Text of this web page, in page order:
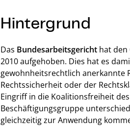
Hintergrund
Das Bundesarbeitsgericht hat den
2010 aufgehoben. Dies hat es
gewohnheitsrechtlich anerkannte
Rechtssicherheit oder der
Eingriff in die Koalitionsfreiheit
Beschäftigungsgruppe
gleichzeitig zur Anwendung